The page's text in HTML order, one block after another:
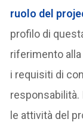
ruolo del
profilo di
riferimento
i requisiti di
responsabilità.
le attività del